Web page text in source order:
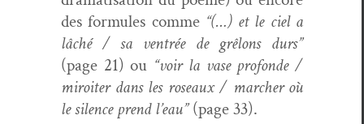
des for­mules comme “(…) et le ciel a
lâché / sa ven­trée de grêlons durs”
(page 21) ou “voir la vase pro­fonde /
miroi­ter dans les roseaux / marcher où
le silence prend l’eau”(page 33).